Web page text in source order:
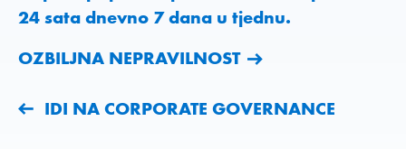
24 sata dnevno 7 dana u tjednu.
OZBILJNA NEPRAVILNOST
IDI NA CORPORATE GOVERNANCE